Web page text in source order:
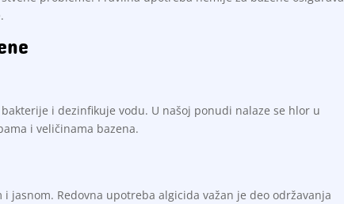
i dezinfikuje vodu. U našoj ponudi nalaze se hlor u
i veličinama bazena.
jasnom. Redovna upotreba algicida važan je deo održavanja